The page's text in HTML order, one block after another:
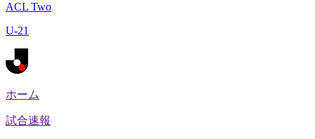
ACL Two
U-21
ホーム
試合速報